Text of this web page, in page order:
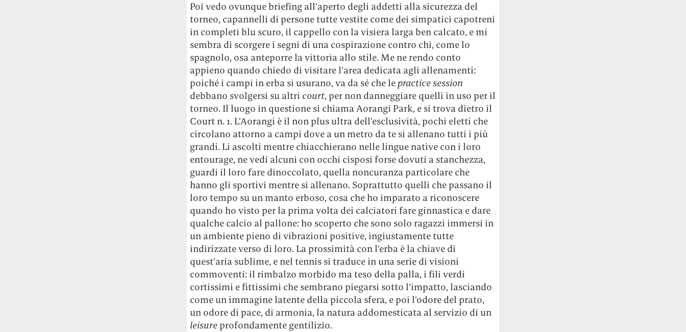
Poi vedo ovunque briefing all’aperto degli addetti alla sicurezza del
torneo, capannelli di persone tutte vestite come dei simpatici capotreni
in completi blu scuro, il cappello con la visiera larga ben calcato, e mi
sembra di scorgere i segni di una cospirazione contro chi, come lo
spagnolo, osa anteporre la vittoria allo stile. Me ne rendo conto
appieno quando chiedo di visitare l’area dedicata agli allenamenti:
poiché i campi in erba si usurano, va da sé che le practice session
debbano svolgersi su altri court, per non danneggiare quelli in uso per il
torneo. Il luogo in questione si chiama Aorangi Park, e si trova dietro il
Court n. 1. L’Aorangi è il non plus ultra dell’esclusività, pochi eletti che
circolano attorno a campi dove a un metro da te si allenano tutti i più
grandi. Li ascolti mentre chiacchierano nelle lingue native con i loro
entourage, ne vedi alcuni con occhi cisposi forse dovuti a stanchezza,
guardi il loro fare dinoccolato, quella noncuranza particolare che
hanno gli sportivi mentre si allenano. Soprattutto quelli che passano il
loro tempo su un manto erboso, cosa che ho imparato a riconoscere
quando ho visto per la prima volta dei calciatori fare ginnastica e dare
qualche calcio al pallone: ho scoperto che sono solo ragazzi immersi in
un ambiente pieno di vibrazioni positive, ingiustamente tutte
indirizzate verso di loro. La prossimità con l’erba è la chiave di
quest’aria sublime, e nel tennis si traduce in una serie di visioni
commoventi: il rimbalzo morbido ma teso della palla, i fili verdi
cortissimi e fittissimi che sembrano piegarsi sotto l’impatto, lasciando
come un immagine latente della piccola sfera, e poi l’odore del prato,
un odore di pace, di armonia, la natura addomesticata al servizio di un
leisureprofondamente gentilizio.